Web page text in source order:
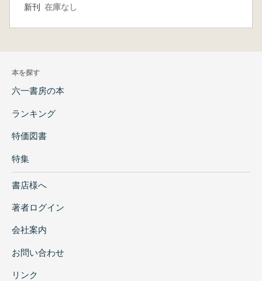
新刊 在庫なし
本を探す
六一書房の本
ランキング
特価図書
特集
書店様へ
著者ログイン
会社案内
お問い合わせ
リンク